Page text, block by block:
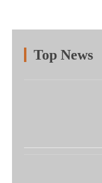
Top News